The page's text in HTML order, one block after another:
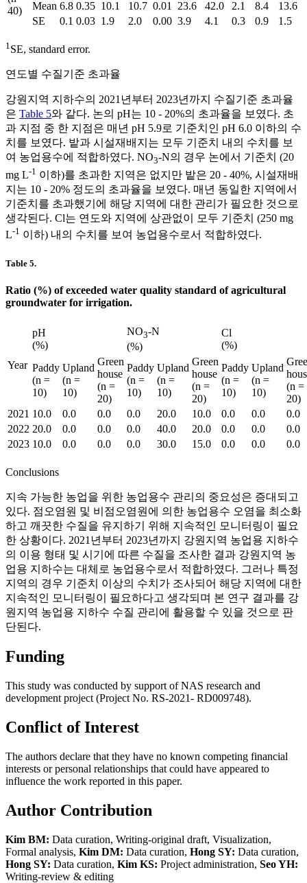
40)
Mean 6.8 0.35 10.1 10.7 0.01 23.6 42.0 2.1 8.4
13.6
SE
0.1 0.03 1.9 2.0 0.00 3.9 4.1 0.3 0.9 1.5
1SE, standard error.
연도별 수질기준 초과율
강원지역 지하수의 2021년부터 2023년까지 수질기준 초과율
은 Table 5와 같다. 논의 pH는 10 - 20%의 초과율을 보였다. 초
과 지점 중 한 지점은 매년 pH 5.9로 기준치인 pH 6.0 이하의 수
치를 보였다. 밭과 시설재배지는 모두 기준치 내의 수치를 보
여 농업용수에 적합하였다. NO3-N의 경우 논에서 기준치 (20
mg L-1 이하)를 초과한 지역은 없지만 밭은 20 - 40%, 시설재배
지는 10 - 20% 정도의 초과율을 보였다. 매년 동일한 지역에서
기준치를 초과했기에 해당 지역에 대한 관리가 필요한 것으로
생각된다. Cl는 연도와 지역에 상관없이 모두 기준치 (250 mg
L-1 이하) 내의 수치를 보여 농업용수로서 적합하였다.
Table 5.
Ratio (%) of exceeded water quality standard of agricultural
groundwater for irrigation.
Year
pH
(%)
NO3-N
(%)
Cl
(%)
Paddy
(n =
10)
Upland
(n =
10)
Green
house
(n =
20)
Paddy
(n =
10)
Upland
(n =
10)
Green
house
(n =
20)
Paddy
(n =
10)
Upland
(n =
10)
(n =
20)
2021 10.0 0.0 0.0 0.0 20.0 10.0 0.0 0.0
0.0
2022 20.0 0.0 0.0 0.0 40.0 20.0 0.0 0.0
0.0
2023 10.0 0.0 0.0 0.0 30.0 15.0 0.0 0.0 0.0
Conclusions
지속 가능한 농업을 위한 농업용수 관리의 중요성은 증대되고
있다. 점오염원 및 비점오염원에 의한 농업용수 오염을 최소화
하고 깨끗한 수질을 유지하기 위해 지속적인 모니터링이 필요
한 상황이다. 2021년부터 2023년까지 강원지역 농업용 지하수
의 이용 형태 및 시기에 따른 수질을 조사한 결과 강원지역 농
업용 지하수는 대체로 농업용수로서 적합하였다. 그러나 특정
지역의 경우 기준치 이상의 수치가 조사되어 해당 지역에 대한
지속적인 모니터링이 필요하다고 생각되며 본 연구 결과를 강
원지역 농업용 지하수 수질 관리에 활용할 수 있을 것으로 판
단된다.
Funding
This study was conducted by support of NAS research and
development project (Project No. RS-2021- RD009748).
Conflict of Interest
The authors declare that they have no known competing financial
interests or personal relationships that could have appeared to
influence the work reported in this paper.
Author Contribution
Kim BM: Data curation, Writing-original draft, Visualization,
Formal analysis, Kim DM: Data curation, Hong SY: Data curation,
Hong SY: Data curation, Kim KS: Project administration, Seo YH:
Writing-review & editing